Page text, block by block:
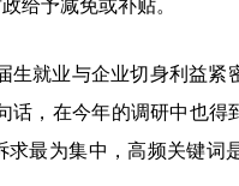
给予减免或补贴。
生就业与企业切身利益紧
话，在今年的调研中也
最为集中，高频关键词